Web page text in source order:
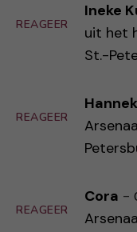
REAGEER
Ineke
uit het
St.-
REAGEER
REAGEER
Cora -